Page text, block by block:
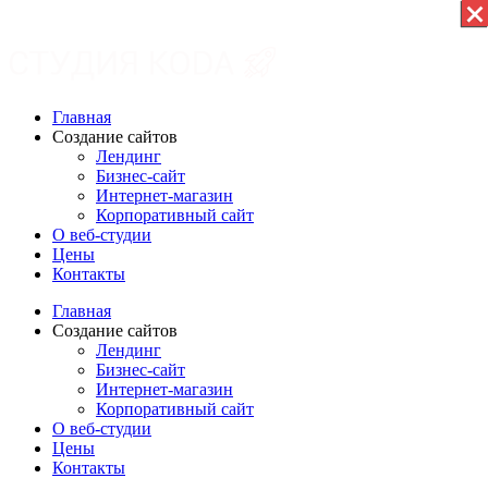
Главная
Создание сайтов
Лендинг
Бизнес-сайт
Интернет-магазин
Корпоративный сайт
О веб-студии
Цены
Контакты
Главная
Создание сайтов
Лендинг
Бизнес-сайт
Интернет-магазин
Корпоративный сайт
О веб-студии
Цены
Контакты
×
×
×
×
×
×
×
×
×
×
×